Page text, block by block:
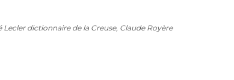
dictionnaire de la Creuse, Claude Royère